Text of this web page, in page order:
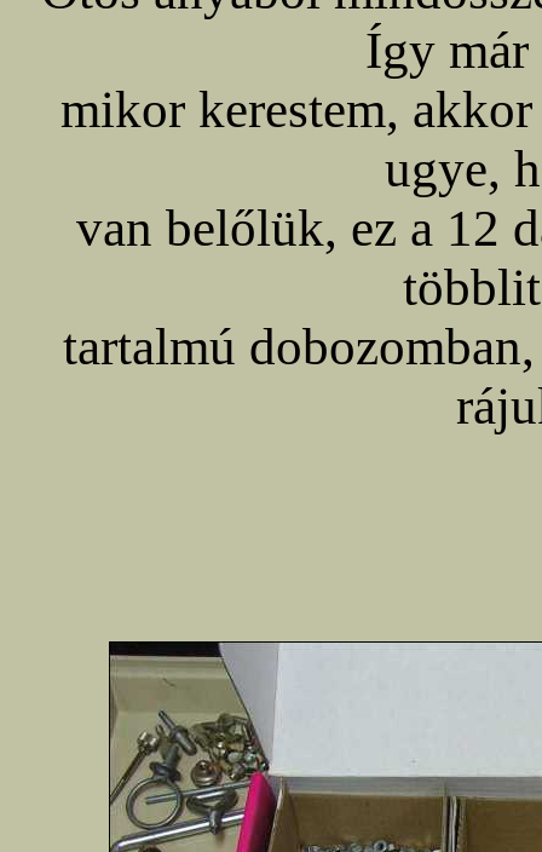
Így már
mikor kerestem,
ugye,
van belőlük, ez a 12
tartalmú